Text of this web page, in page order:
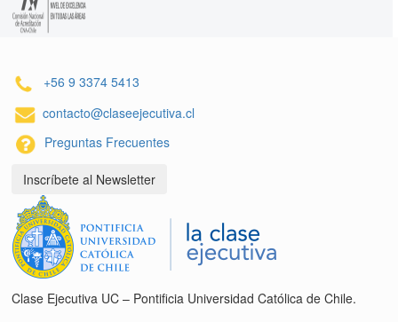
+56 9 3374 5413
contacto@claseejecutiva.cl
Preguntas Frecuentes
Inscríbete al Newsletter
Clase Ejecutiva UC – Pontificia Universidad Católica de Chile.